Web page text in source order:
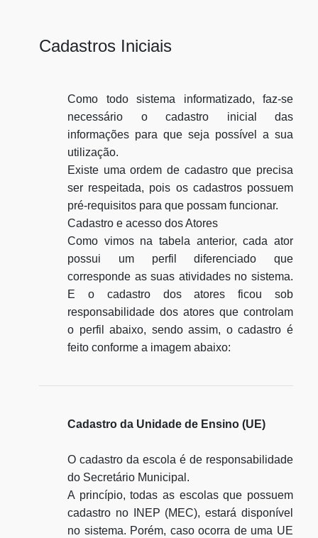
Cadastros Iniciais
Como todo sistema informatizado, faz-se
necessário o cadastro inicial das
informações para que seja possível a sua
utilização.
Existe uma ordem de cadastro que precisa
ser respeitada, pois os cadastros possuem
pré-requisitos para que possam funcionar.
Cadastro e acesso dos Atores
Como vimos na tabela anterior, cada ator
possui um perfil diferenciado que
corresponde as suas atividades no sistema.
E o cadastro dos atores ficou sob
responsabilidade dos atores que controlam
o perfil abaixo, sendo assim, o cadastro é
feito conforme a imagem abaixo:
Cadastro da Unidade de Ensino (UE)
O cadastro da escola é de responsabilidade
do Secretário Municipal.
A princípio, todas as escolas que possuem
cadastro no INEP (MEC), estará disponível
no sistema. Porém, caso ocorra de uma UE